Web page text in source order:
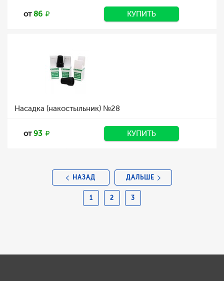
от86 КУПИТЬ
Насадка (накостыльник) №28
от93 КУПИТЬ
НАЗАД
1 2 3
ДАЛЬШЕ